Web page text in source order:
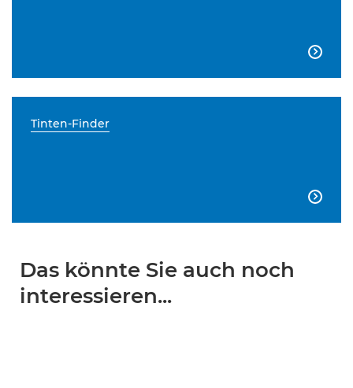

Tinten-Finder

Das könnte Sie auch noch
interessieren...